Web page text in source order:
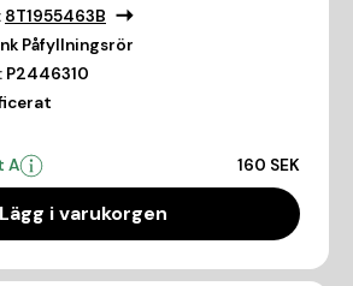
8T1955463B
Påfyllningsrör
P2446310
A 160 SEK
Lägg i varukorgen